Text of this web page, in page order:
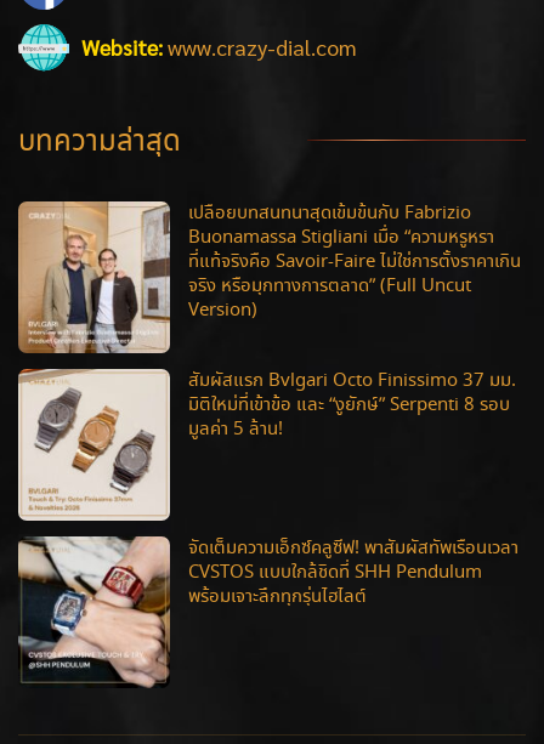
Website:www.crazy-dial.com
บทความล่าสุด
เปลือยบทสนทนาสุดเข้มข้นกับ Fabrizio
Buonamassa Stigliani เมื่อ “ความหรูหรา
ที่แท้จริงคือ Savoir-Faire ไม่ใช่การตั้งราคาเกิน
จริง หรือมุกทางการตลาด” (Full Uncut
Version)
สัมผัสแรก Bvlgari Octo Finissimo 37 มม.
มิติใหม่ที่เข้าข้อ และ “งูยักษ์” Serpenti 8 รอบ
มูลค่า 5 ล้าน!
จัดเต็มความเอ็กซ์คลูซีฟ! พาสัมผัสทัพเรือนเวลา
CVSTOS แบบใกล้ชิดที่ SHH Pendulum
พร้อมเจาะลึกทุกรุ่นไฮไลต์